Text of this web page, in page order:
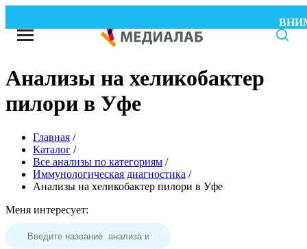
Анализы на хеликобактер
пилори в Уфе
Главная /
Каталог /
Все анализы по категориям /
Иммунологическая диагностика /
Анализы на хеликобактер пилори в Уфе
Меня интересует: